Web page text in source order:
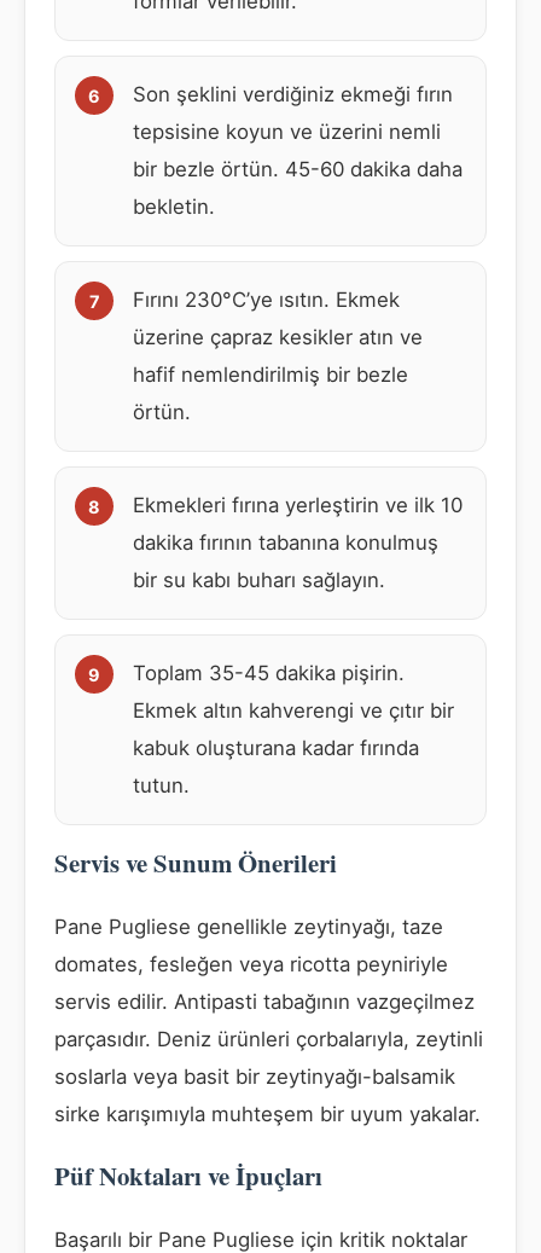
Son şeklini verdiğiniz ekmeği fırın
tepsisine koyun ve üzerini nemli
bir bezle örtün. 45-60 dakika daha
bekletin.
Fırını 230°C’ye ısıtın. Ekmek
üzerine çapraz kesikler atın ve
hafif nemlendirilmiş bir bezle
örtün.
Ekmekleri fırına yerleştirin ve ilk 10
dakika fırının tabanına konulmuş
bir su kabı buharı sağlayın.
Toplam 35-45 dakika pişirin.
Ekmek altın kahverengi ve çıtır bir
kabuk oluşturana kadar fırında
tutun.
Servis ve Sunum Önerileri
Pane Pugliese genellikle zeytinyağı, taze
domates, fesleğen veya ricotta peyniriyle
servis edilir. Antipasti tabağının vazgeçilmez
parçasıdır. Deniz ürünleri çorbalarıyla, zeytinli
soslarla veya basit bir zeytinyağı-balsamik
sirke karışımıyla muhteşem bir uyum yakalar.
Püf Noktaları ve İpuçları
Başarılı bir Pane Pugliese için kritik noktalar